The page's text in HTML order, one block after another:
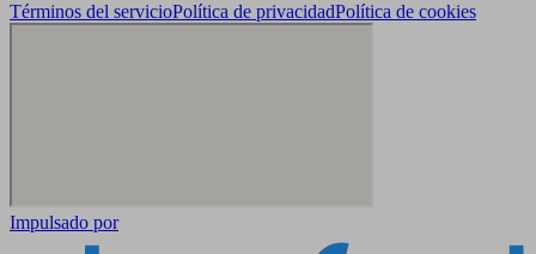
Términos del servicioPolítica de privacidadPolítica de cookies
Impulsado por